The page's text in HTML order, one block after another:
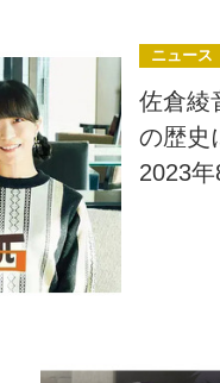
ニュース
佐倉綾
の歴史
2023